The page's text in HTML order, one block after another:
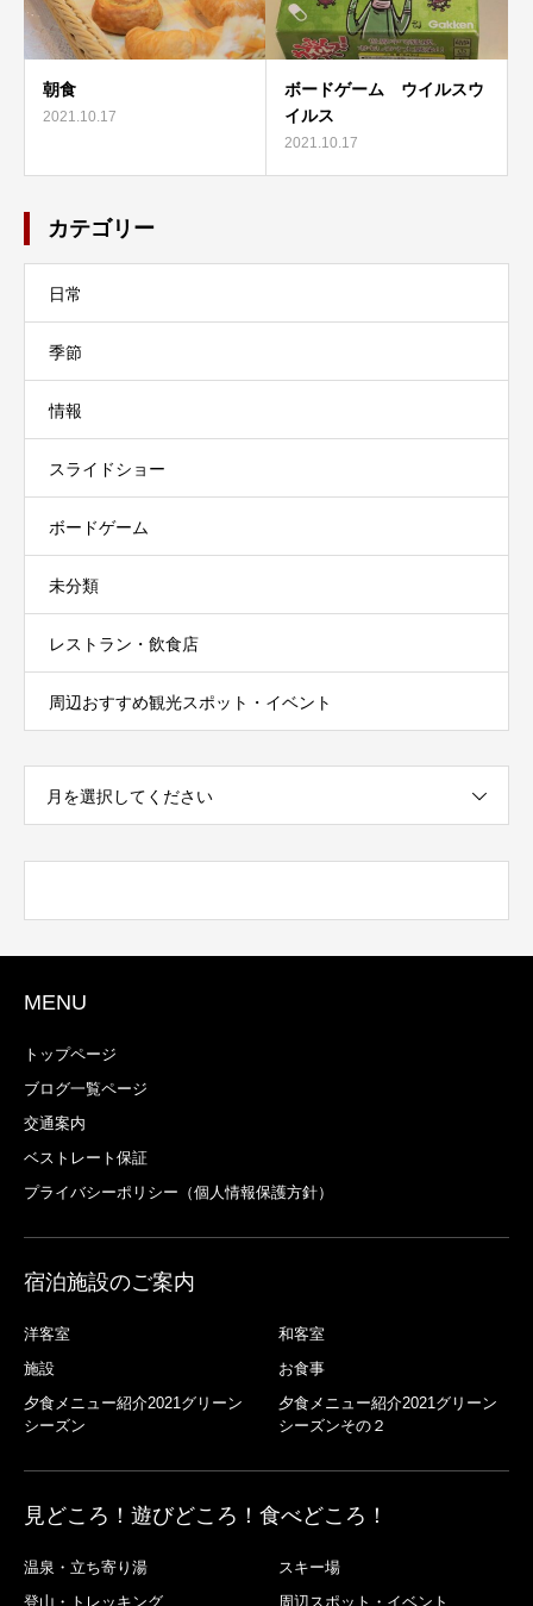
朝食
2021.10.17
ボードゲーム ウイルスウ
イルス
2021.10.17
カテゴリー
日常
季節
情報
スライドショー
ボードゲーム
未分類
レストラン・飲食店
周辺おすすめ観光スポット・イベント
月を選択してください
MENU
トップページ
ブログ一覧ページ
交通案内
ベストレート保証
プライバシーポリシー（個人情報保護方針）
宿泊施設のご案内
洋客室
和客室
施設
お食事
夕食メニュー紹介2021グリーン
シーズン
夕食メニュー紹介2021グリーン
シーズンその２
見どころ！遊びどころ！食べどころ！
温泉・立ち寄り湯
スキー場
登山・トレッキング
周辺スポット・イベント